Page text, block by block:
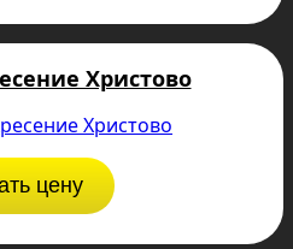
Христово
цену